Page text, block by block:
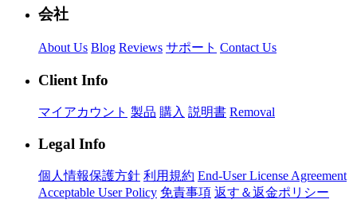
会社
About Us Blog Reviews サポート Contact Us
Client Info
マイアカウント 製品 購入 説明書 Removal
Legal Info
個人情報保護方針 利用規約 End-User License Agreement
Acceptable User Policy 免責事項 返す＆返金ポリシー